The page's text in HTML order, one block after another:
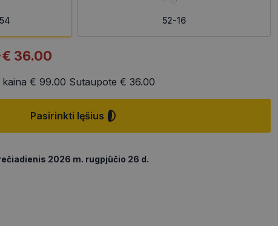
52-16
36.00
€ 99.00 Sutaupote € 36.00
Pasirinkti lęšius
2026 m. rugpjūčio 26 d.